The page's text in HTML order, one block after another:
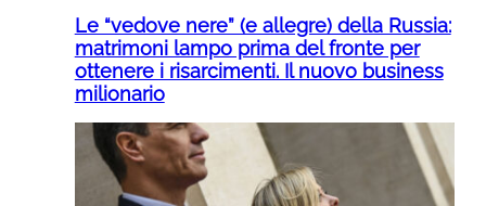
Le “vedove nere” (e allegre) della Russia:
matrimoni lampo prima del fronte per
ottenere i risarcimenti. Il nuovo business
milionario